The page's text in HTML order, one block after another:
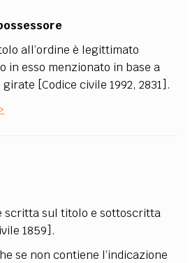
EXTRA
MEDIA
all’ordine è legittimato
in esso menzionato in base a
[Codice civile 1992, 2831].
scritta sul titolo e sottoscritta
1859].
se non contiene l’indicazione